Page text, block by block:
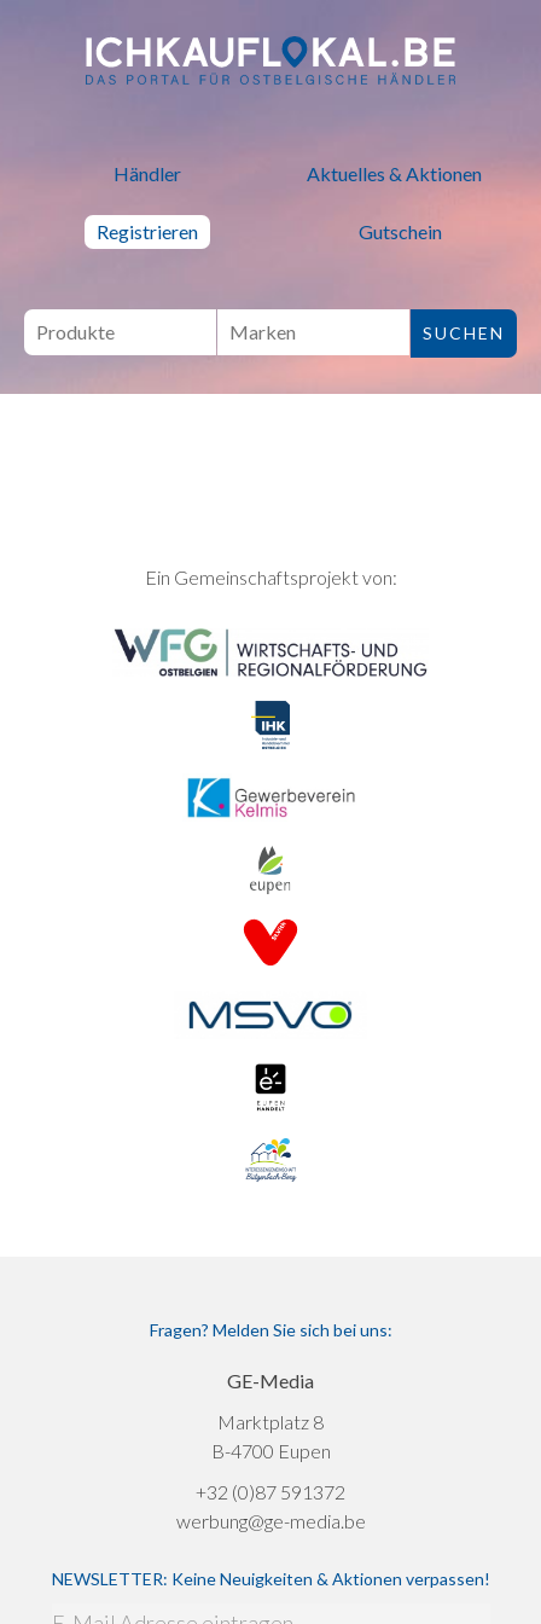
ich kauf lokal - Bei lokalen
Händler Aktuelles & Aktionen
Registrieren Gutschein
SEITENFUSSEin Gemeinschaftsprojekt von:
Fragen? Melden Sie sich bei uns:
GE-Media
Marktplatz 8
B-4700 Eupen
+32 (0)87 591372
werbung@ge-media.be
NEWSLETTER: Keine Neuigkeiten & Aktionen verpassen!